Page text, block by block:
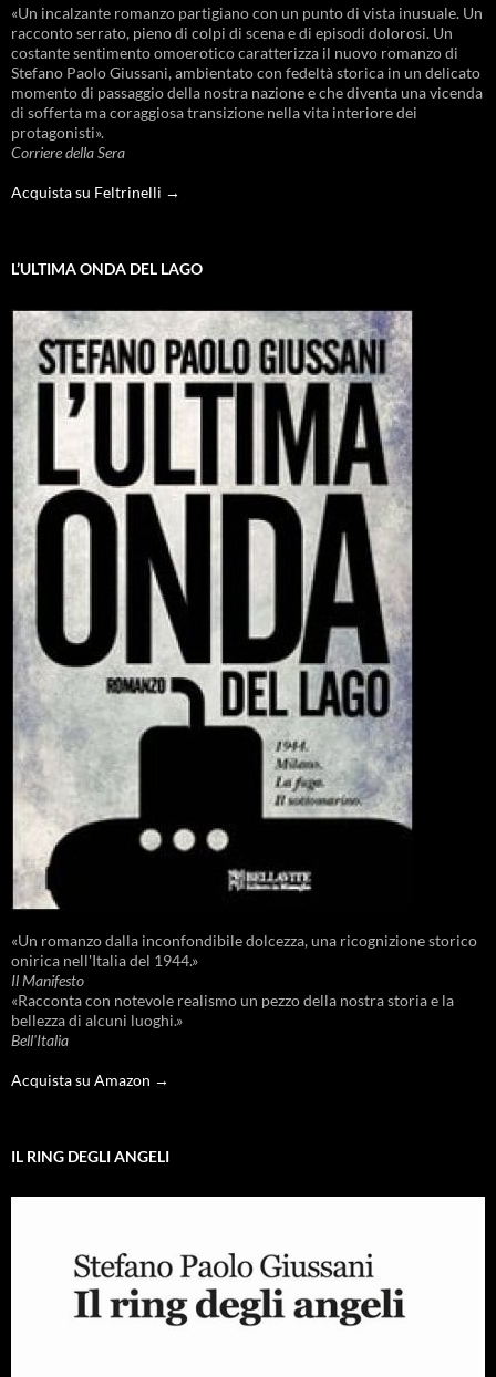
«Un incalzante romanzo partigiano con un punto di vista inusuale. Un
racconto serrato, pieno di colpi di scena e di episodi dolorosi. Un
costante sentimento omoerotico caratterizza il nuovo romanzo di
Stefano Paolo Giussani, ambientato con fedeltà storica in un delicato
momento di passaggio della nostra nazione e che diventa una vicenda
di sofferta ma coraggiosa transizione nella vita interiore dei
protagonisti».
Corriere della Sera
Acquista su Feltrinelli →
L’ULTIMA ONDA DEL LAGO
«Un romanzo dalla inconfondibile dolcezza, una ricognizione storico
onirica nell'Italia del 1944.»
Il Manifesto
«Racconta con notevole realismo un pezzo della nostra storia e la
bellezza di alcuni luoghi.»
Bell'Italia
Acquista su Amazon →
IL RING DEGLI ANGELI